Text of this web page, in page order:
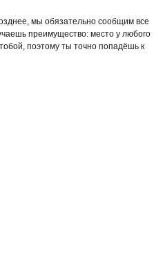
мы обязательно сообщим все
преимущество: место у любого
поэтому ты точно попадёшь к